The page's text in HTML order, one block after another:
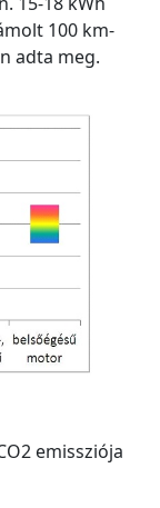
100 km-
adta meg.
emissziója